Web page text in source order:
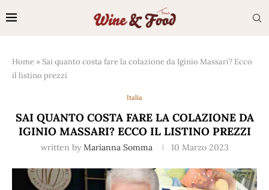
Home »Sai quanto costa fare la colazione da Iginio Massari? Ecco
il listino prezzi
Italia
SAI QUANTO COSTA FARE LA COLAZIONE DA
IGINIO MASSARI? ECCO IL LISTINO PREZZI
written by Marianna Somma 10 Marzo 2023